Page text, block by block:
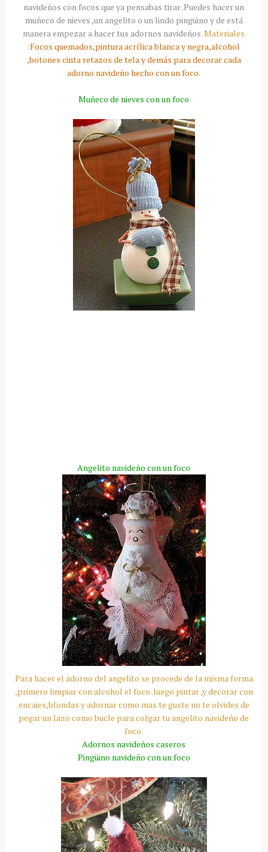
navideños con focos que ya pensabas tirar .Puedes hacer un
muñeco de nieves ,un angelito o un lindo pingüino y de está
manera empezar a hacer tus adornos navideños .Materiales
:Focos quemados,pintura acrílica blanca y negra,alcohol
,botones cinta retazos de tela y demás para decorar cada
adorno navideño hecho con un foco.
Muñeco de nieves con un foco
Angelito navideño con un foco
Para hacer el adorno del angelito se procede de la misma forma
,primero limpiar con alcohol el foco .luego pintar ,y decorar con
encajes,blondas y adornar como mas te guste no te olvides de
pegar un lazo como bucle para colgar tu angelito navideño de
foco.
Adornos navideños caseros
Pingüino navideño con un foco